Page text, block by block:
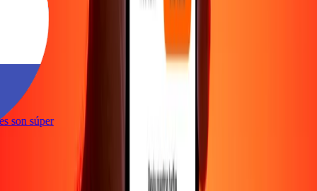
son súper